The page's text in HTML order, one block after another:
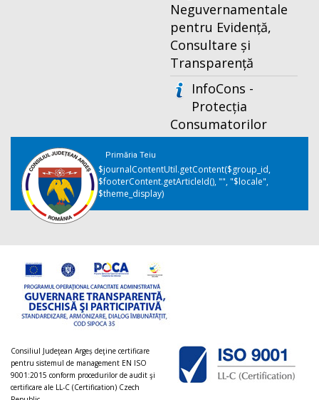
Neguvernamentale
pentru Evidență,
Consultare și
Transparență
InfoCons -
Protecția
Consumatorilor
Primăria Teiu
$journalContentUtil.getContent($group_id,
$footerContent.getArticleId(), "", "$locale",
$theme_display)
Consiliul Judeţean Argeș deţine certificare
pentru sistemul de management EN ISO
9001:2015 conform procedurilor de audit şi
certificare ale LL-C (Certification) Czech